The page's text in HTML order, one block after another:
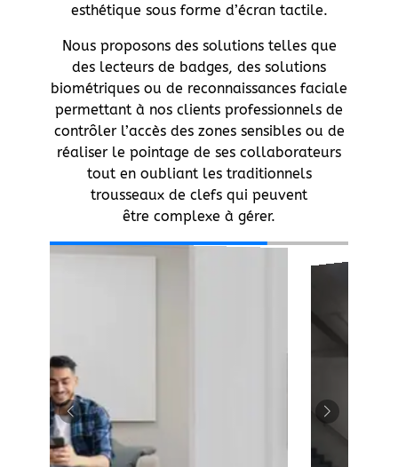
esthétique sous forme d’écran tactile.
Nous proposons des solutions telles que
des lecteurs de badges, des solutions
biométriques ou de reconnaissances faciale
permettant à nos clients professionnels de
contrôler l’accès des zones sensibles ou de
réaliser le pointage de ses collaborateurs
tout en oubliant les traditionnels
trousseaux de clefs qui peuvent
être complexe à gérer.